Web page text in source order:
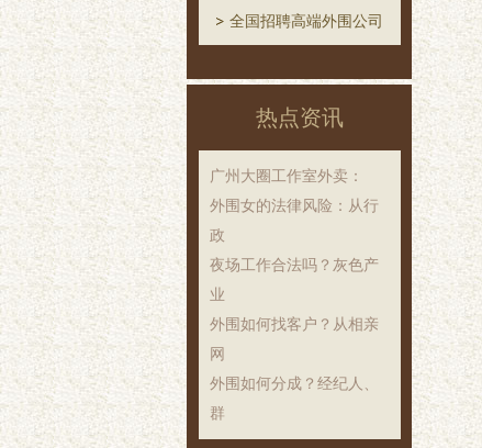
全国招聘高端外围公司
热点资讯
‌广州大圈工作室外卖‌：
外围女的法律风险：从行
政
夜场工作合法吗？灰色产
业
外围如何找客户？从相亲
网
外围如何分成？经纪人、
群